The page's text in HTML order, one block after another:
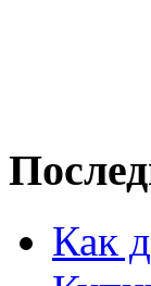
Как